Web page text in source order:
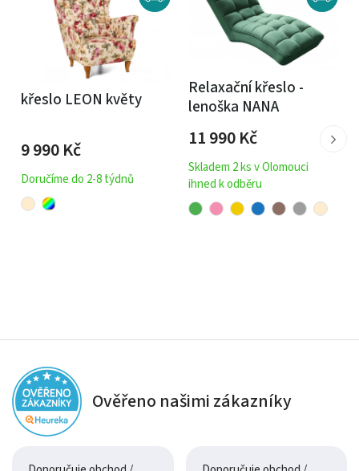
křeslo LEON květy
9 990Kč
Doručíme do 2-8 týdnů
Relaxační křeslo -
lenoška NANA
11 990Kč
Skladem 2 ks v Olomouci
ihned k odběru
Ověřeno našimi zákazníky